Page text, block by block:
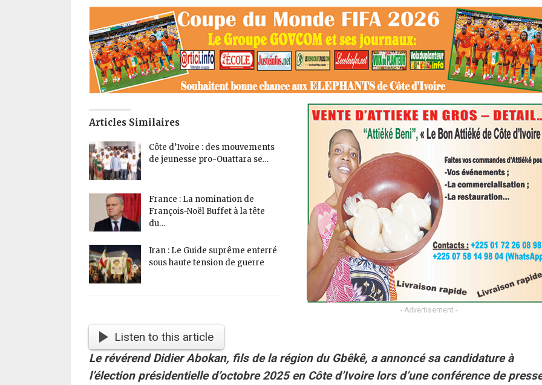
Articles Similaires
Côte d’Ivoire : des mouvements
de jeunesse pro-Ouattara se…
France : La nomination de
François-Noël Buffet à la tête
du…
Iran : Le Guide suprême enterré
sous haute tension de guerre
- Advertisement -
Listen to this article
Le révérend Didier Abokan, fils de la région du Gbêkê, a annoncé sa candidature à
l’élection présidentielle d’octobre 2025 en Côte d’Ivoire lors d’une conférence de